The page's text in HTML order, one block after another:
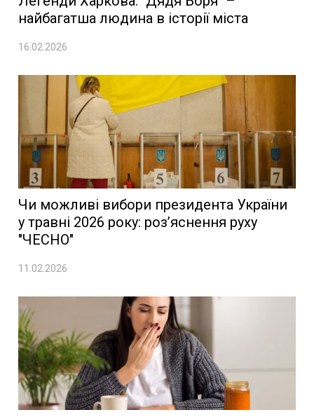
найбагатша людина в історії міста
16.02.2026
Чи можливі вибори президента України
у травні 2026 року: роз’яснення руху
"ЧЕСНО"
11.02.2026